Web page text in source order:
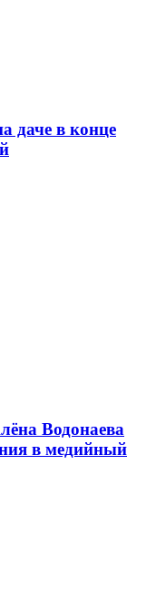
даче в конце
Водонаева
в медийный